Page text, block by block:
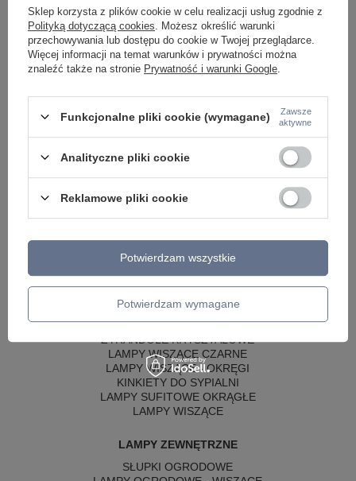
LAMPY WEWNĘTRZNE
ŻYRANDOLE
LAMPKI NOCNE
ŻYRANDOLE KRYSZTAŁOWE
LAMPY WISZĄCE CZARNE
LAMPY WISZĄCE - OKRĘGI
KINKIETY DO SYPIALNI
LAMPY SUFITOWE OKRĄGŁE
LAMPY WISZĄCE
LAMPY ZEWNĘTRZNE
SŁUPKI OGRODOWE
Sklep korzysta z plików cookie w celu realizacji usług zgodnie z
Polityką dotyczącą cookies . Możesz określić warunki
przechowywania lub dostępu do cookie w Twojej przeglądarce.
Więcej informacji na temat warunków i prywatności można
znaleźć także na stronie Prywatność i warunki Google
Funkcjonalne pliki cookie (wymagane)
Zawsze
aktywne
Analityczne pliki cookie
Reklamowe pliki cookie
Potwierdzam wymagane
Potwierdzam wszystkie